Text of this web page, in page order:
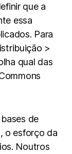
que a
essa
Para
>
qual das
de
o esforço da
Noutros